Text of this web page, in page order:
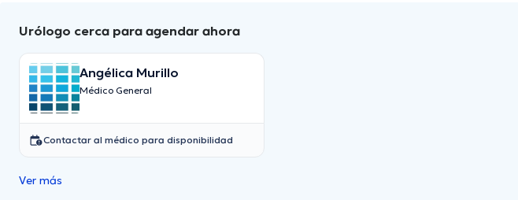
Urólogo cerca para agendar ahora
Angélica Murillo
Médico General
Contactar al médico para disponibilidad
Ver más